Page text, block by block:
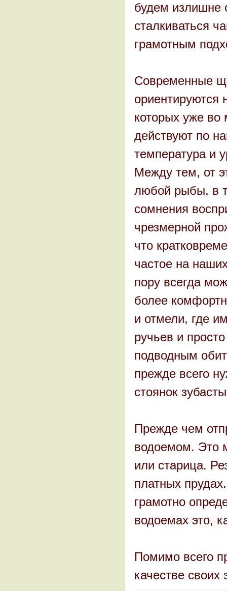
будем излишне
сталкиваться
грамотным
Современные
ориентируются
которых уже
действуют по
температура и
Между тем, от
любой рыбы, в
сомнения
чрезмерной
что
частое на
пору всегда
более
и отмели, где
ручьев и
подводным
прежде всего
стоянок
Прежде чем
водоемом. Это
или старица.
платных
грамотно
водоемах это,
Помимо всего
качестве